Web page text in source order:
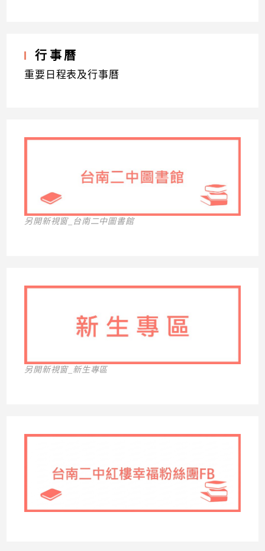
行事曆
重要日程表及行事曆
另開新視窗_台南二中圖書館
另開新視窗_新生專區